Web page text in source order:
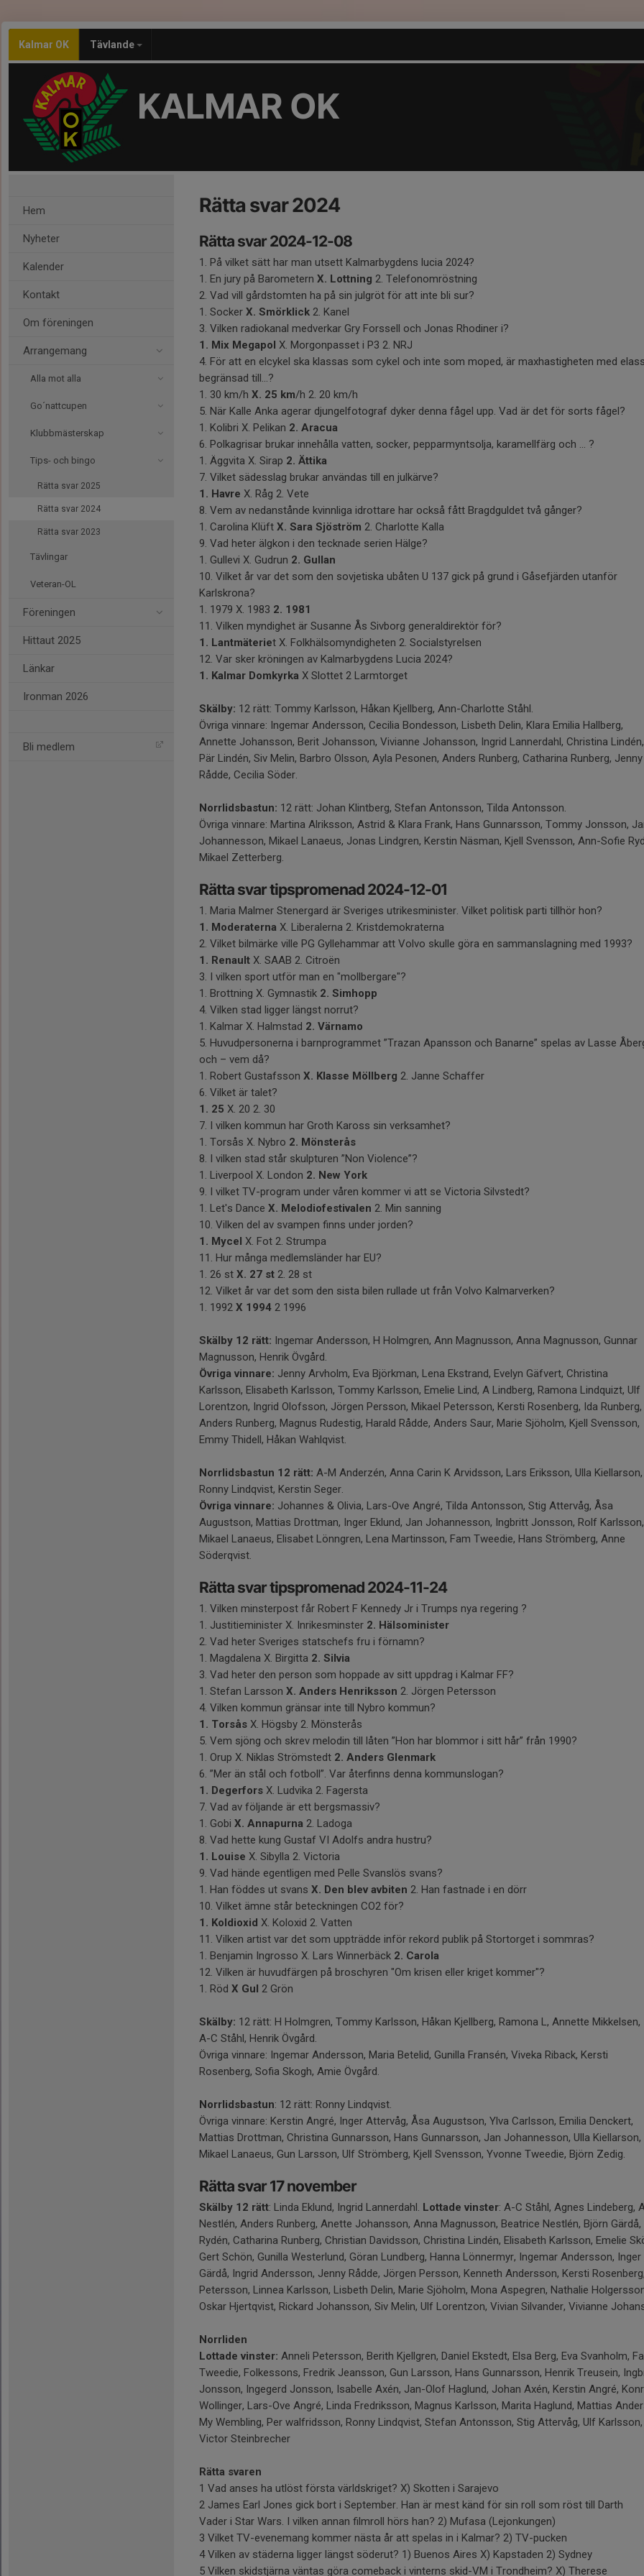
Kalmar OK Tävlande
KALMAR OK
Hem
Nyheter
Kalender
Kontakt
Om föreningen
Arrangemang
Alla mot alla
Go´nattcupen
Klubbmästerskap
Tips- och bingo
Rätta svar 2025
Rätta svar 2024
Rätta svar 2023
Tävlingar
Veteran-OL
Föreningen
Hittaut 2025
Länkar
Ironman 2026
Bli medlem
Rätta svar 2024
Rätta svar 2024-12-08
1. På vilket sätt har man utsett Kalmarbygdens lucia 2024?
1. En jury på Barometern X. Lottning 2. Telefonomröstning
2. Vad vill gårdstomten ha på sin julgröt för att inte bli sur?
1. Socker X. Smörklick 2. Kanel
3. Vilken radiokanal medverkar Gry Forssell och Jonas Rhodiner i?
1. Mix Megapol X. Morgonpasset i P3 2. NRJ
4. För att en elcykel ska klassas som cykel och inte som moped, är maxhastigheten med
begränsad till...?
1. 30 km/h X. 25 km/h 2. 20 km/h
5. När Kalle Anka agerar djungelfotograf dyker denna fågel upp. Vad är det för sorts fågel?
1. Kolibri X. Pelikan 2. Aracua
6. Polkagrisar brukar innehålla vatten, socker, pepparmyntsolja, karamellfärg och ... ?
1. Äggvita X. Sirap 2. Ättika
7. Vilket sädesslag brukar användas till en julkärve?
1. Havre X. Råg 2. Vete
8. Vem av nedanstånde kvinnliga idrottare har också fått Bragdguldet två gånger?
1. Carolina Klüft X. Sara Sjöström 2. Charlotte Kalla
9. Vad heter älgkon i den tecknade serien Hälge?
1. Gullevi X. Gudrun 2. Gullan
10. Vilket år var det som den sovjetiska ubåten U 137 gick på grund i Gåsefjärden utanför
Karlskrona?
1. 1979 X. 1983 2. 1981
11. Vilken myndighet är Susanne Ås Sivborg generaldirektör för?
1. Lantmäteriet X. Folkhälsomyndigheten 2. Socialstyrelsen
12. Var sker kröningen av Kalmarbygdens Lucia 2024?
1. Kalmar Domkyrka X Slottet 2 Larmtorget
Skälby: 12 rätt: Tommy Karlsson, Håkan Kjellberg, Ann-Charlotte Ståhl.
Övriga vinnare: Ingemar Andersson, Cecilia Bondesson, Lisbeth Delin, Klara Emilia Hallberg,
Annette Johansson, Berit Johansson, Vivianne Johansson, Ingrid Lannerdahl, Christina Lindén,
Pär Lindén, Siv Melin, Barbro Olsson, Ayla Pesonen, Anders Runberg, Catharina Runberg, Jenny
Rådde, Cecilia Söder.
Norrlidsbastun: 12 rätt: Johan Klintberg, Stefan Antonsson, Tilda Antonsson.
Övriga vinnare: Martina Alriksson, Astrid & Klara Frank, Hans Gunnarsson, Tommy Jonsson,
Johannesson, Mikael Lanaeus, Jonas Lindgren, Kerstin Näsman, Kjell Svensson, Ann-Sofie
Mikael Zetterberg.
Rätta svar tipspromenad 2024-12-01
1. Maria Malmer Stenergard är Sveriges utrikesminister. Vilket politisk parti tillhör hon?
1. Moderaterna X. Liberalerna 2. Kristdemokraterna
2. Vilket bilmärke ville PG Gyllehammar att Volvo skulle göra en sammanslagning med 1993?
1. Renault X. SAAB 2. Citroën
3. I vilken sport utför man en "mollbergare"?
1. Brottning X. Gymnastik 2. Simhopp
4. Vilken stad ligger längst norrut?
1. Kalmar X. Halmstad 2. Värnamo
5. Huvudpersonerna i barnprogrammet ”Trazan Apansson och Banarne” spelas av Lasse
och – vem då?
1. Robert Gustafsson X. Klasse Möllberg 2. Janne Schaffer
6. Vilket är talet?
1. 25 X. 20 2. 30
7. I vilken kommun har Groth Kaross sin verksamhet?
1. Torsås X. Nybro 2. Mönsterås
8. I vilken stad står skulpturen ”Non Violence”?
1. Liverpool X. London 2. New York
9. I vilket TV-program under våren kommer vi att se Victoria Silvstedt?
1. Let's Dance X. Melodiofestivalen 2. Min sanning
10. Vilken del av svampen finns under jorden?
1. Mycel X. Fot 2. Strumpa
11. Hur många medlemsländer har EU?
1. 26 st X. 27 st 2. 28 st
12. Vilket år var det som den sista bilen rullade ut från Volvo Kalmarverken?
1. 1992 X 1994 2 1996
Skälby 12 rätt: Ingemar Andersson, H Holmgren, Ann Magnusson, Anna Magnusson, Gunnar
Magnusson, Henrik Övgård.
Övriga vinnare: Jenny Arvholm, Eva Björkman, Lena Ekstrand, Evelyn Gäfvert, Christina
Karlsson, Elisabeth Karlsson, Tommy Karlsson, Emelie Lind, A Lindberg, Ramona Lindquizt, Ulf
Lorentzon, Ingrid Olofsson, Jörgen Persson, Mikael Petersson, Kersti Rosenberg, Ida Runberg,
Anders Runberg, Magnus Rudestig, Harald Rådde, Anders Saur, Marie Sjöholm, Kjell Svensson,
Emmy Thidell, Håkan Wahlqvist.
Norrlidsbastun 12 rätt: A-M Anderzén, Anna Carin K Arvidsson, Lars Eriksson, Ulla Kiellarson,
Ronny Lindqvist, Kerstin Seger.
Övriga vinnare: Johannes & Olivia, Lars-Ove Angré, Tilda Antonsson, Stig Attervåg, Åsa
Augustson, Mattias Drottman, Inger Eklund, Jan Johannesson, Ingbritt Jonsson, Rolf Karlsson,
Mikael Lanaeus, Elisabet Lönngren, Lena Martinsson, Fam Tweedie, Hans Strömberg, Anne
Söderqvist.
Rätta svar tipspromenad 2024-11-24
1. Vilken minsterpost får Robert F Kennedy Jr i Trumps nya regering ?
1. Justitieminister X. Inrikesminster 2. Hälsominister
2. Vad heter Sveriges statschefs fru i förnamn?
1. Magdalena X. Birgitta 2. Silvia
3. Vad heter den person som hoppade av sitt uppdrag i Kalmar FF?
1. Stefan Larsson X. Anders Henriksson 2. Jörgen Petersson
4. Vilken kommun gränsar inte till Nybro kommun?
1. Torsås X. Högsby 2. Mönsterås
5. Vem sjöng och skrev melodin till låten ”Hon har blommor i sitt hår” från 1990?
1. Orup X. Niklas Strömstedt 2. Anders Glenmark
6. ”Mer än stål och fotboll”. Var återfinns denna kommunslogan?
1. Degerfors X. Ludvika 2. Fagersta
7. Vad av följande är ett bergsmassiv?
1. Gobi X. Annapurna 2. Ladoga
8. Vad hette kung Gustaf VI Adolfs andra hustru?
1. Louise X. Sibylla 2. Victoria
9. Vad hände egentligen med Pelle Svanslös svans?
1. Han föddes ut svans X. Den blev avbiten 2. Han fastnade i en dörr
10. Vilket ämne står beteckningen CO2 för?
1. Koldioxid X. Koloxid 2. Vatten
11. Vilken artist var det som uppträdde inför rekord publik på Stortorget i sommras?
1. Benjamin Ingrosso X. Lars Winnerbäck 2. Carola
12. Vilken är huvudfärgen på broschyren "Om krisen eller kriget kommer"?
1. Röd X Gul 2 Grön
Skälby: 12 rätt: H Holmgren, Tommy Karlsson, Håkan Kjellberg, Ramona L, Annette Mikkelsen,
A-C Ståhl, Henrik Övgård.
Övriga vinnare: Ingemar Andersson, Maria Betelid, Gunilla Fransén, Viveka Riback, Kersti
Rosenberg, Sofia Skogh, Amie Övgård.
Norrlidsbastun: 12 rätt: Ronny Lindqvist.
Övriga vinnare: Kerstin Angré, Inger Attervåg, Åsa Augustson, Ylva Carlsson, Emilia Denckert,
Mattias Drottman, Christina Gunnarsson, Hans Gunnarsson, Jan Johannesson, Ulla Kiellarson,
Mikael Lanaeus, Gun Larsson, Ulf Strömberg, Kjell Svensson, Yvonne Tweedie, Björn Zedig.
Rätta svar 17 november
Skälby 12 rätt: Linda Eklund, Ingrid Lannerdahl. Lottade vinster: A-C Ståhl, Agnes Lindeberg,
Nestlén, Anders Runberg, Anette Johansson, Anna Magnusson, Beatrice Nestlén, Björn Gärdå,
Rydén, Catharina Runberg, Christian Davidsson, Christina Lindén, Elisabeth Karlsson, Emelie
Gert Schön, Gunilla Westerlund, Göran Lundberg, Hanna Lönnermyr, Ingemar Andersson, Inger
Gärdå, Ingrid Andersson, Jenny Rådde, Jörgen Persson, Kenneth Andersson, Kersti
Petersson, Linnea Karlsson, Lisbeth Delin, Marie Sjöholm, Mona Aspegren, Nathalie
Oskar Hjertqvist, Rickard Johansson, Siv Melin, Ulf Lorentzon, Vivian Silvander, Vivianne
Norrliden
Lottade vinster: Anneli Petersson, Berith Kjellgren, Daniel Ekstedt, Elsa Berg, Eva Svanholm,
Tweedie, Folkessons, Fredrik Jeansson, Gun Larsson, Hans Gunnarsson, Henrik Treusein,
Jonsson, Ingegerd Jonsson, Isabelle Axén, Jan-Olof Haglund, Johan Axén, Kerstin Angré,
Wollinger, Lars-Ove Angré, Linda Fredriksson, Magnus Karlsson, Marita Haglund, Mattias
My Wembling, Per walfridsson, Ronny Lindqvist, Stefan Antonsson, Stig Attervåg, Ulf Karlsson,
Victor Steinbrecher
Rätta svaren
1 Vad anses ha utlöst första världskriget? X) Skotten i Sarajevo
2 James Earl Jones gick bort i September. Han är mest känd för sin roll som röst till Darth
Vader i Star Wars. I vilken annan filmroll hörs han? 2) Mufasa (Lejonkungen)
3 Vilket TV-evenemang kommer nästa år att spelas in i Kalmar? 2) TV-pucken
4 Vilken av städerna ligger längst söderut? 1) Buenos Aires X) Kapstaden 2) Sydney
5 Vilken skidstjärna väntas göra comeback i vinterns skid-VM i Trondheim? X) Therese